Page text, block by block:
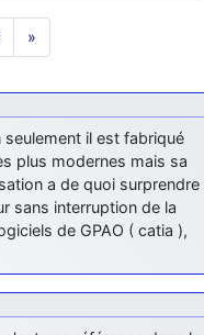
trop loin pour moi !
ils présent au
année 2026 à tous et
voeux à tous pour
pour cette nouvelle
un Joyeux Noël
»
il est fabriqué
plus modernes mais sa
a de quoi surprendre
sans interruption de la
de GPAO ( catia ),